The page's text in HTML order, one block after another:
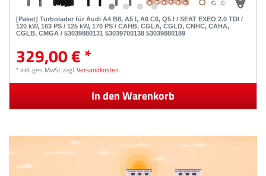
[Paket] Turbolader für Audi A4 B8, A5 I, A6 C6, Q5 I / SEAT EXEO 2.0 TDI /
120 kW, 163 PS / 125 kW, 170 PS / CAHB, CGLA, CGLD, CNHC, CAHA,
CGLB, CMGA / 53039880131 53039700138 53039880189
329,00 € *
*inkl. ges. MwSt.zzgl.Versandkosten
In den Warenkorb